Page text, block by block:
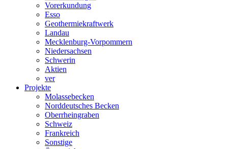
Vorerkundung
Esso
Geothermiekraftwerk
Landau
Mecklenburg-Vorpommern
Niedersachsen
Schwerin
Aktien
ver
Projekte
Molassebecken
Norddeutsches Becken
Oberrheingraben
Schweiz
Frankreich
Sonstige